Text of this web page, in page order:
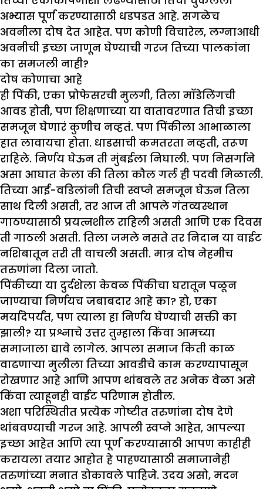
अभ्यास पूर्ण करण्यासाठी धडपडत आहे. सगळेच
अवनीला दोष देत आहेत. पण कोणी विचारेल, लग्नाआधी
अवनीची इच्छा जाणून घेण्याची गरज तिच्या पालकांना
का समजली नाही?
दोष कोणाचा आहे
ही पिंकी, एका प्रोफेसरची मुलगी, तिला मॉडेलिंगची
आवड होती, पण शिक्षणाच्या या वातावरणात तिची इच्छा
समजून घेणारं कुणीच नव्हतं. पण पिंकीला आभाळाला
हात लावायचा होता. धाडसाची कमतरता नव्हती, तरूण
राहिले. निर्णय घेऊन ती मुंबईला निघाली. पण निसर्गाने
असा आघात केला की तिला कौल गर्ल ही पदवी मिळाली.
तिच्या आई-वडिलांनी तिची स्वप्ने समजून घेऊन तिला
साथ दिली असती, तर आज ती आपले गंतव्यस्थान
गाठण्यासाठी प्रयत्नशील राहिली असती आणि एक दिवस
ती गाठली असती. तिला जमले नसते तर निदान या वाईट
नशिबातून तरी ती वाचली असती. मात्र दोष नेहमीच
तरुणांना दिला जातो.
पिंकीच्या या दुर्दशेला केवळ पिंकीचा घरातून पळून
जाण्याचा निर्णयच जबाबदार आहे का? हो, एका
मर्यादेपर्यंत, पण त्याला हा निर्णय घेण्याची सक्ती का
झाली? या प्रश्नाचे उत्तर तुम्हाला किंवा आमच्या
समाजाला द्यावे लागेल. आपला समाज किती काळ
वाढणार्‍या मुलीला तिच्या आवडीचे काम करण्यापासून
रोखणार आहे आणि आपण थांबवले तर अनेक वेळा असे
किंवा त्याहूनही वाईट परिणाम होतील.
अशा परिस्थितीत प्रत्येक गोष्टीत तरुणांना दोष देणे
थांबवण्याची गरज आहे. आपली स्वप्ने आहेत, आपल्या
इच्छा आहेत आणि त्या पूर्ण करण्यासाठी आपण काहीही
करायला तयार आहोत हे पाहण्यासाठी समाजानेही
तरुणांच्या मनात डोकावले पाहिजे. उदय असो, मदन